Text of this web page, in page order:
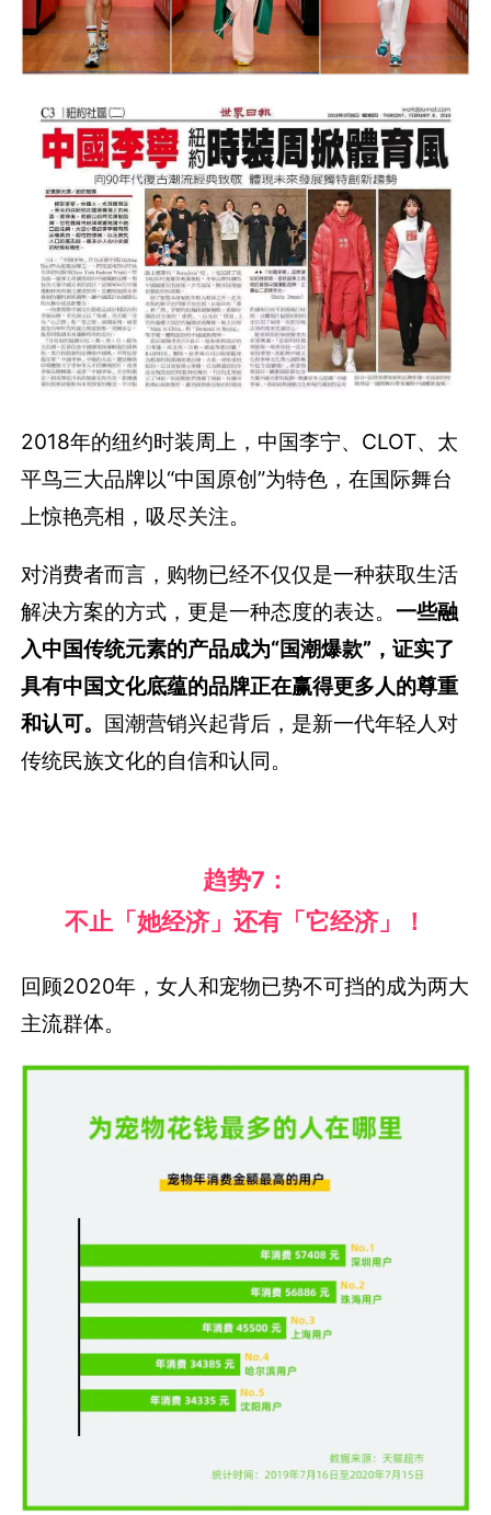
2018年的纽约时装周上，中国李宁、CLOT、太
平鸟三大品牌以“中国原创”为特色，在国际舞台
上惊艳亮相，吸尽关注。
对消费者而言，购物已经不仅仅是一种获取生活
解决方案的方式，更是一种态度的表达。一些融
入中国传统元素的产品成为“国潮爆款”，证实了
具有中国文化底蕴的品牌正在赢得更多人的尊重
和认可。 国潮营销兴起背后，是新一代年轻人对
传统民族文化的自信和认同。
趋势7：
不止「她经济」还有「它经济」！
回顾2020年，女人和宠物已势不可挡的成为两大
主流群体。